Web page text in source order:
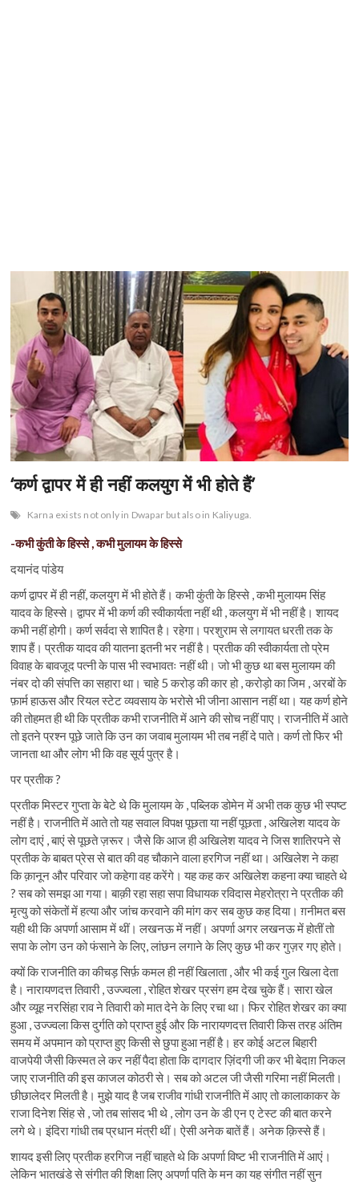
‘कर्ण द्वापर में ही नहीं कलयुग में भी होते हैं’
Karna exists not only in Dwapar but also in Kaliyuga.
-कभी कुंती के हिस्से , कभी मुलायम के हिस्से
दयानंद पांडेय
कर्ण द्वापर में ही नहीं, कलयुग में भी होते हैं। कभी कुंती के हिस्से , कभी मुलायम सिंह
यादव के हिस्से। द्वापर में भी कर्ण की स्वीकार्यता नहीं थी , कलयुग में भी नहीं है। शायद
कभी नहीं होगी। कर्ण सर्वदा से शापित है। रहेगा। परशुराम से लगायत धरती तक के
शाप हैं। प्रतीक यादव की यातना इतनी भर नहीं है। प्रतीक की स्वीकार्यता तो प्रेम
विवाह के बावजूद पत्नी के पास भी स्वभावतः नहीं थी। जो भी कुछ था बस मुलायम की
नंबर दो की संपत्ति का सहारा था। चाहे 5 करोड़ की कार हो , करोड़ो का जिम , अरबों के
फ़ार्म हाऊस और रियल स्टेट व्यवसाय के भरोसे भी जीना आसान नहीं था। यह कर्ण होने
की तोहमत ही थी कि प्रतीक कभी राजनीति में आने की सोच नहीं पाए। राजनीति में आते
तो इतने प्रश्न पूछे जाते कि उन का जवाब मुलायम भी तब नहीं दे पाते। कर्ण तो फिर भी
जानता था और लोग भी कि वह सूर्य पुत्र है।
पर प्रतीक ?
प्रतीक मिस्टर गुप्ता के बेटे थे कि मुलायम के , पब्लिक डोमेन में अभी तक कुछ भी स्पष्ट
नहीं है। राजनीति में आते तो यह सवाल विपक्ष पूछता या नहीं पूछता , अखिलेश यादव के
लोग दाएं , बाएं से पूछते ज़रूर। जैसे कि आज ही अखिलेश यादव ने जिस शातिरपने से
प्रतीक के बाबत प्रेस से बात की वह चौकाने वाला हरगिज नहीं था। अखिलेश ने कहा
कि क़ानून और परिवार जो कहेगा वह करेंगे। यह कह कर अखिलेश कहना क्या चाहते थे
? सब को समझ आ गया। बाक़ी रहा सहा सपा विधायक रविदास मेहरोत्रा ने प्रतीक की
मृत्यु को संकेतों में हत्या और जांच करवाने की मांग कर सब कुछ कह दिया। ग़नीमत बस
यही थी कि अपर्णा आसाम में थीं। लखनऊ में नहीं। अपर्णा अगर लखनऊ में होतीं तो
सपा के लोग उन को फंसाने के लिए, लांछन लगाने के लिए कुछ भी कर गुज़र गए होते।
क्यों कि राजनीति का कीचड़ सिर्फ़ कमल ही नहीं खिलाता , और भी कई गुल खिला देता
है। नारायणदत्त तिवारी , उज्ज्वला , रोहित शेखर प्रसंग हम देख चुके हैं। सारा खेल
और व्यूह नरसिंहा राव ने तिवारी को मात देने के लिए रचा था। फिर रोहित शेखर का क्या
हुआ , उज्ज्वला किस दुर्गति को प्राप्त हुई और कि नारायणदत्त तिवारी किस तरह अंतिम
समय में अपमान को प्राप्त हुए किसी से छुपा हुआ नहीं है। हर कोई अटल बिहारी
वाजपेयी जैसी किस्मत ले कर नहीं पैदा होता कि दागदार ज़िंदगी जी कर भी बेदाग़ निकल
जाए राजनीति की इस काजल कोठरी से। सब को अटल जी जैसी गरिमा नहीं मिलती।
छीछालेदर मिलती है। मुझे याद है जब राजीव गांधी राजनीति में आए तो कालाकाकर के
राजा दिनेश सिंह से , जो तब सांसद भी थे , लोग उन के डी एन ए टेस्ट की बात करने
लगे थे। इंदिरा गांधी तब प्रधान मंत्री थीं। ऐसी अनेक बातें हैं। अनेक क़िस्से हैं।
शायद इसी लिए प्रतीक हरगिज नहीं चाहते थे कि अपर्णा विष्ट भी राजनीति में आएं।
लेकिन भातखंडे से संगीत की शिक्षा लिए अपर्णा पति के मन का यह संगीत नहीं सुन